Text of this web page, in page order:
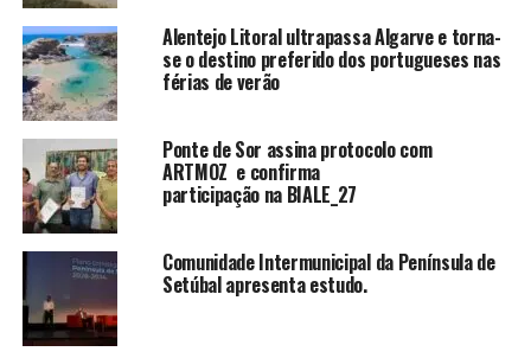
Alentejo Litoral ultrapassa Algarve e torna-
se o destino preferido dos portugueses nas
férias de verão
Ponte de Sor assina protocolo com
ARTMOZ e confirma
participação na BIALE_27
Comunidade Intermunicipal da Península de
Setúbal apresenta estudo.